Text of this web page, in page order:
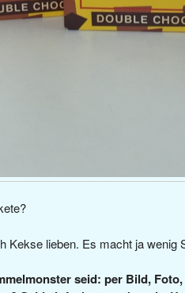
Kekse lieben. Es macht ja wenig
seid: per Bild,